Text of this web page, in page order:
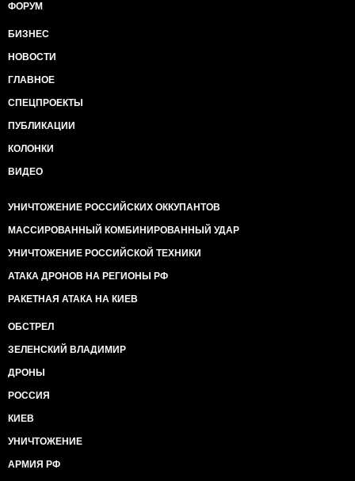
ФОРУМ
БИЗНЕС
НОВОСТИ
ГЛАВНОЕ
СПЕЦПРОЕКТЫ
ПУБЛИКАЦИИ
КОЛОНКИ
ВИДЕО
УНИЧТОЖЕНИЕ РОССИЙСКИХ ОККУПАНТОВ
МАССИРОВАННЫЙ КОМБИНИРОВАННЫЙ УДАР
УНИЧТОЖЕНИЕ РОССИЙСКОЙ ТЕХНИКИ
АТАКА ДРОНОВ НА РЕГИОНЫ РФ
РАКЕТНАЯ АТАКА НА КИЕВ
ОБСТРЕЛ
ЗЕЛЕНСКИЙ ВЛАДИМИР
ДРОНЫ
РОССИЯ
КИЕВ
УНИЧТОЖЕНИЕ
АРМИЯ РФ